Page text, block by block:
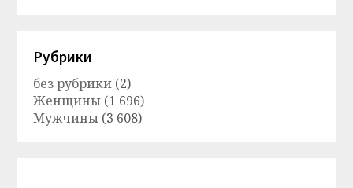
Рубрики
без рубрики (2)
Женщины (1 696)
Мужчины (3 608)